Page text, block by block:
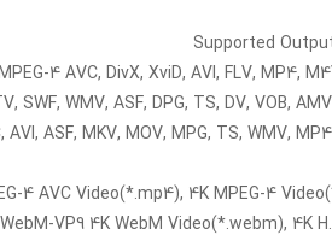
Supported
4 AVC, DivX, XviD, AVI, FLV, MP4,
SWF, WMV, ASF, DPG, TS, DV, VOB,
ASF, MKV, MOV, MPG, TS, WMV,
4 AVC Video(*.mp4), 4K MPEG-4
VP9 4K WebM Video(*.webm), 4K